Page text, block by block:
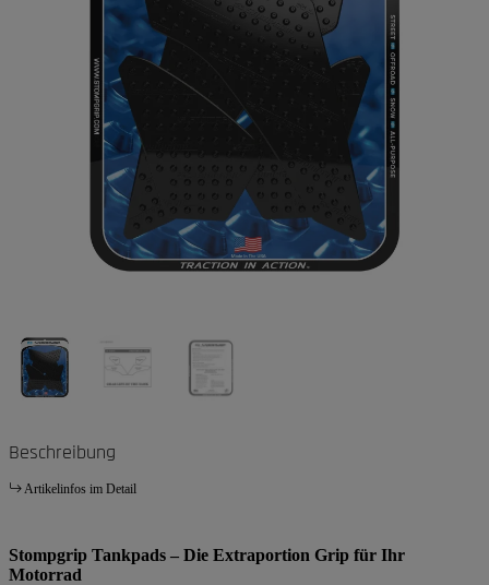
Beschreibung
Artikelinfos im Detail
Stompgrip Tankpads – Die Extraportion Grip für Ihr
Motorrad